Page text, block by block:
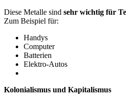
Diese Metalle sind sehr wichtig für
Zum Beispiel für:
Handys
Computer
Batterien
Elektro-Autos
Kolonialismus und Kapitalismus